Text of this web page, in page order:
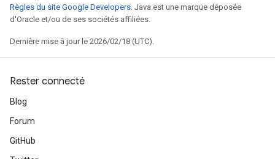
Règles du site Google Developers. Java est une marque déposée
d'Oracle et/ou de ses sociétés affiliées.
Dernière mise à jour le 2026/02/18 (UTC).
Rester connecté
Blog
Forum
GitHub